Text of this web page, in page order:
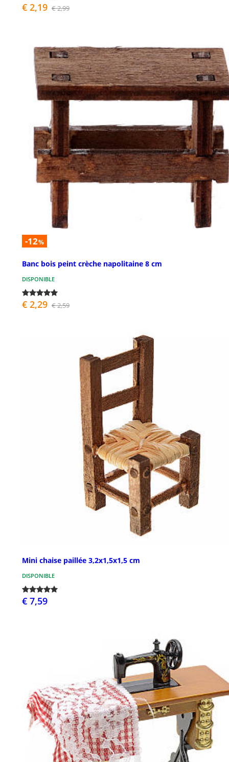
€ 2,19 € 2,99
-12%
Banc bois peint crèche napolitaine 8 cm
DISPONIBLE
€ 2,29 € 2,59
Mini chaise paillée 3,2x1,5x1,5 cm
DISPONIBLE
€ 7,59